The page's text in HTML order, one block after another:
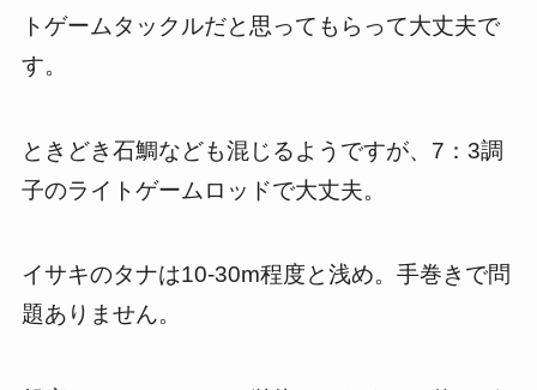
トゲームタックルだと思ってもらって大丈夫で
す。
ときどき石鯛なども混じるようですが、7：3調
子のライトゲームロッドで大丈夫。
イサキのタナは10-30m程度と浅め。手巻きで問
題ありません。